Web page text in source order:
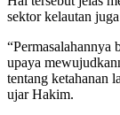
sektor kelautan
“Permasalahannya
upaya
tentang ketahanan
ujar Hakim.